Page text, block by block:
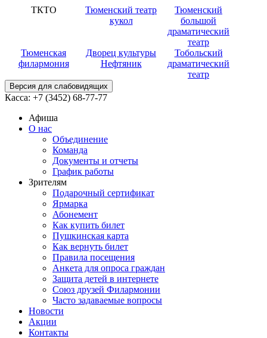
ТКТО
Тюменский театр
кукол
Тюменский
большой
драматический
театр
Тюменская
филармония
Дворец культуры
Нефтяник
Тобольский
драматический
театр
Версия для слабовидящих
Касса: +7 (3452) 68-77-77
Афиша
О нас
Объединение
Команда
Документы и отчеты
График работы
Зрителям
Подарочный сертификат
Ярмарка
Абонемент
Как купить билет
Пушкинская карта
Как вернуть билет
Правила посещения
Анкета для опроса граждан
Защита детей в интернете
Союз друзей Филармонии
Часто задаваемые вопросы
Новости
Акции
Контакты